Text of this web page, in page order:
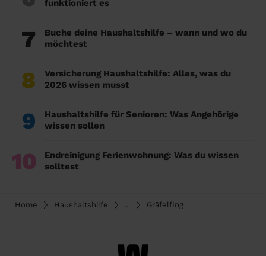
funktioniert es
7
Buche deine Haushaltshilfe – wann und wo du
möchtest
8
Versicherung Haushaltshilfe: Alles, was du
2026 wissen musst
9
Haushaltshilfe für Senioren: Was Angehörige
wissen sollen
10
Endreinigung Ferienwohnung: Was du wissen
solltest
Home Haushaltshilfe ... Gräfelfing